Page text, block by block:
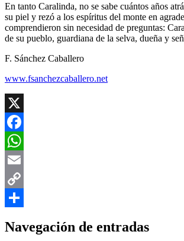
En tanto Caralinda, no se sabe cuántos años
su piel y rezó a los espíritus del monte en
comprendieron sin necesidad de preguntas:
de su pueblo, guardiana de la selva, dueña y
F. Sánchez Caballero
www.fsanchezcaballero.net
X
Facebook
WhatsApp
Email
Copy
Navegación de entradas